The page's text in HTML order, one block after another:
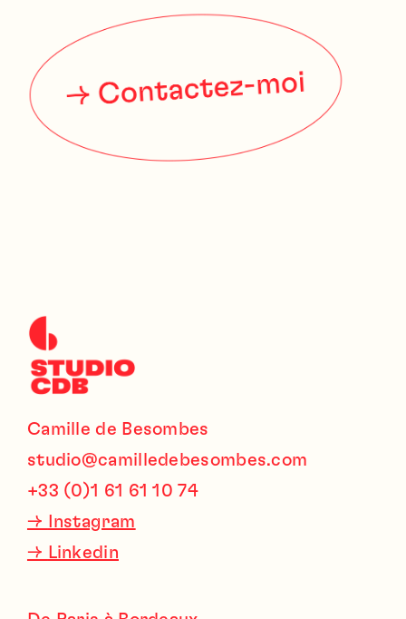
Camille de Besombes
studio@camilledebesombes.com
+33 (0)1 61 61 10 74
→
Instagram
→ Linkedin